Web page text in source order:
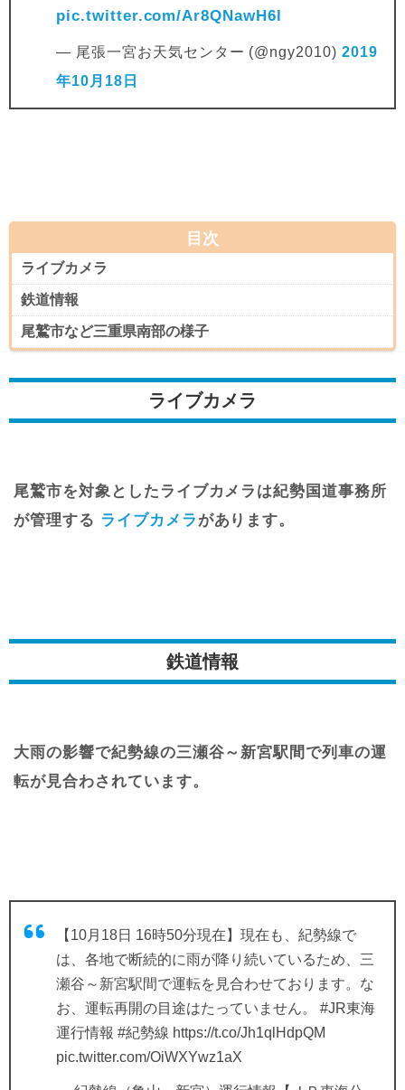
pic.twitter.com/Ar8QNawH6l
— 尾張一宮お天気センター (@ngy2010) 2019
年10月18日
目次
ライブカメラ
鉄道情報
尾鷲市など三重県南部の様子
ライブカメラ
尾鷲市を対象としたライブカメラは紀勢国道事務所
が管理する ライブカメラがあります。
鉄道情報
大雨の影響で紀勢線の三瀬谷～新宮駅間で列車の運
転が見合わされています。
【10月18日 16時50分現在】現在も、紀勢線で
は、各地で断続的に雨が降り続いているため、三
瀬谷～新宮駅間で運転を見合わせております。な
お、運転再開の目途はたっていません。 #JR東海
運行情報 #紀勢線 https://t.co/Jh1qlHdpQM
pic.twitter.com/OiWXYwz1aX